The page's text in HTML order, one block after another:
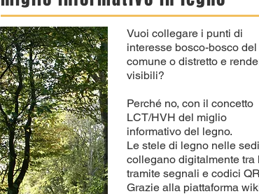
Vuoi collegare i punti di
interesse bosco-bosco del
comune o distretto e
visibili?
Perché no, con il concetto
LCT/HVH del miglio
informativo del legno.
Le stele di legno nelle
collegano digitalmente tra
tramite segnali e codici
Grazie alla piattaforma